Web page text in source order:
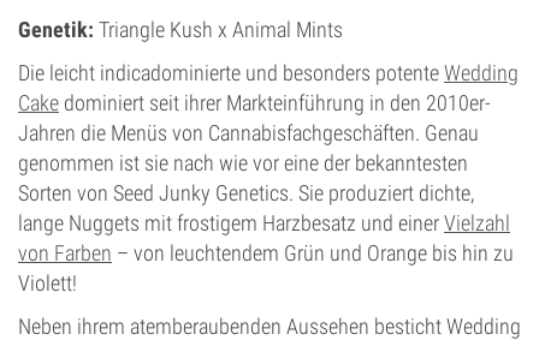
Genetik: Triangle Kush x Animal Mints
Die leicht indicadominierte und besonders potenteWedding
Cake dominiert seit ihrer Markteinführung in den 2010er-
Jahren die Menüs von Cannabisfachgeschäften. Genau
genommen ist sie nach wie vor eine der bekanntesten
Sorten von Seed Junky Genetics. Sie produziert dichte,
lange Nuggets mit frostigem Harzbesatz und einerVielzahl
von Farben – von leuchtendem Grün und Orange bis hin zu
Violett!
Neben ihrem atemberaubenden Aussehen besticht Wedding